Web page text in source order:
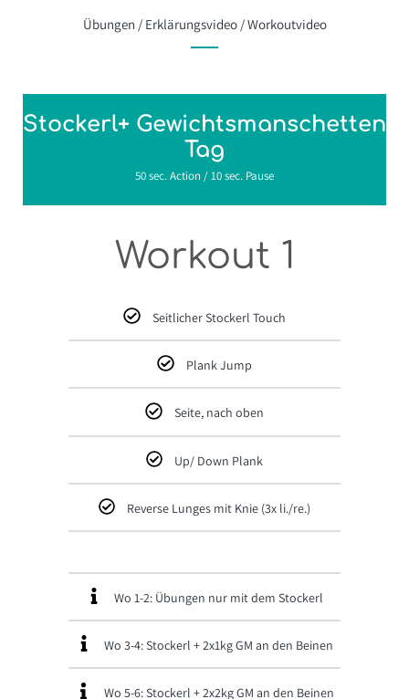
Übungen / Erklärungsvideo / Workoutvideo
Stockerl+ Gewichtsmanschetten
Tag
50 sec. Action / 10 sec. Pause
Workout 1
Seitlicher Stockerl Touch
Plank Jump
Seite, nach oben
Up/ Down Plank
Reverse Lunges mit Knie (3x li./re.)
Wo 1-2: Übungen nur mit dem Stockerl
Wo 3-4: Stockerl + 2x1kg GM an den Beinen
Wo 5-6: Stockerl + 2x2kg GM an den Beinen